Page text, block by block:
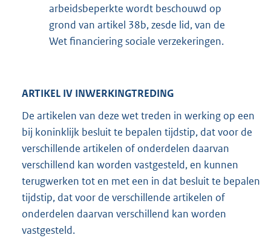
arbeidsbeperkte wordt beschouwd op
grond van artikel 38b, zesde lid, van de
Wet financiering sociale verzekeringen.
ARTIKEL IV INWERKINGTREDING
De artikelen van deze wet treden in werking op een
bij koninklijk besluit te bepalen tijdstip, dat voor de
verschillende artikelen of onderdelen daarvan
verschillend kan worden vastgesteld, en kunnen
terugwerken tot en met een in dat besluit te bepalen
tijdstip, dat voor de verschillende artikelen of
onderdelen daarvan verschillend kan worden
vastgesteld.